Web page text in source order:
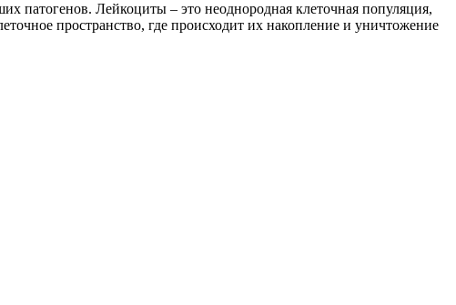
патогенов. Лейкоциты – это неоднородная клеточная популяция,
пространство, где происходит их накопление и уничтожение